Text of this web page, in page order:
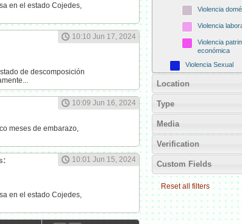
en el estado Cojedes,
10:10 Jun 17, 2024
de descomposición
10:09 Jun 16, 2024
meses de embarazo,
10:01 Jun 15, 2024
en el estado Cojedes,
Violencia
Violencia
Violencia
económica
Violencia Sexual
Esclavitud
Acoso sexual
Femicidio
Femicidio
Femicidio
Femicidio
Location
Type
Media
Verification
Custom Fields
Reset all filters